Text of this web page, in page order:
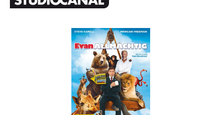
Bildergalerie überspringen